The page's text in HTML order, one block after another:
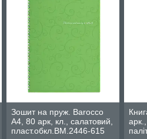
Зошит на пруж. Barocco
А4, 80 арк, кл., салатовий,
пласт.обкл.BM.2446-615